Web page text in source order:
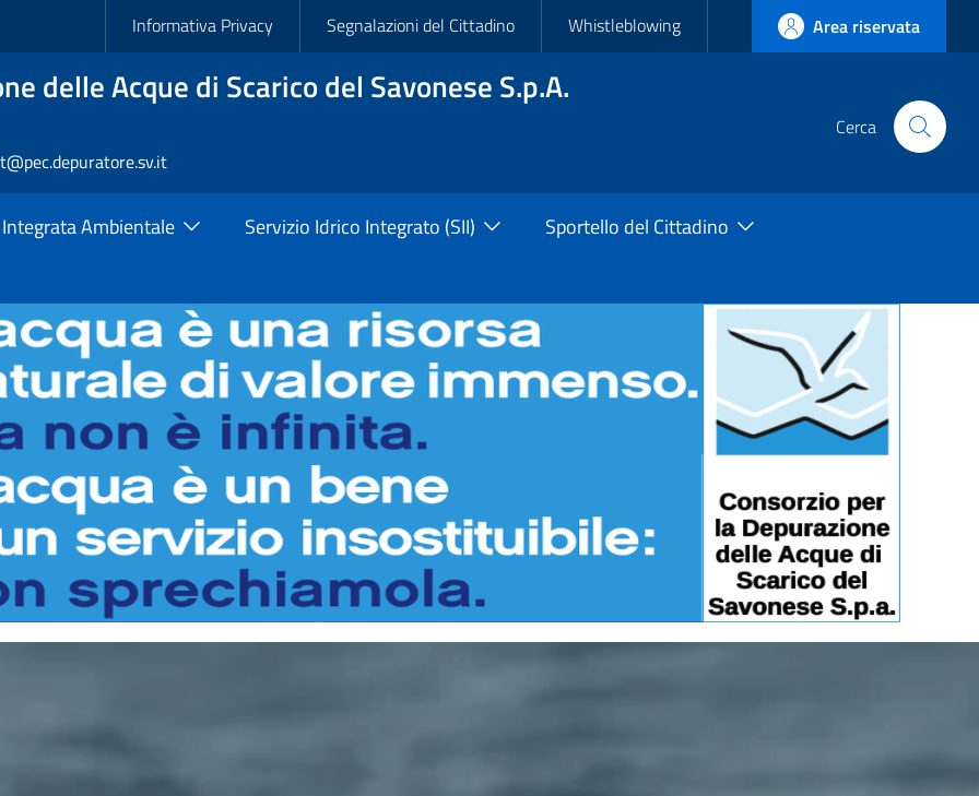
Slim
Informativa Privacy Segnalazioni del Cittadino Whistleblowing Area riservata
delle Acque di Scarico del Savonese S.p.A.
Cerca
Cerca
sito
Ambientale Servizio Idrico Integrato (SII)
Sportello del Cittadino